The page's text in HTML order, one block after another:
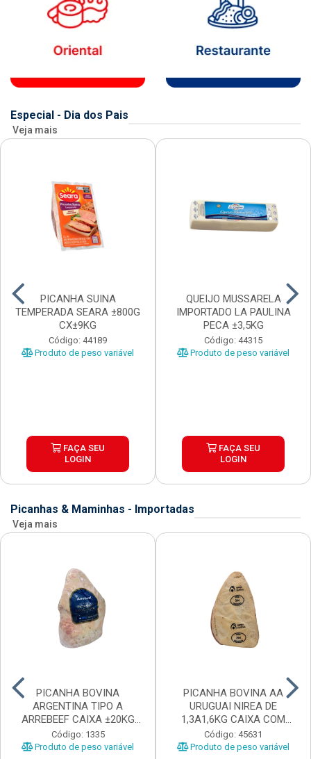
Especial - Dia dos Pais
Veja mais
PICANHA SUINA
TEMPERADA SEARA ±800G
CX±9KG
Código: 44189
Produto de peso variável
FAÇA SEU
LOGIN
QUEIJO MUSSARELA
IMPORTADO LA PAULINA
PECA ±3,5KG
Código: 44315
Produto de peso variável
FAÇA SEU
LOGIN
Picanhas & Maminhas - Importadas
Veja mais
PICANHA BOVINA
ARGENTINA TIPO A
ARREBEEF CAIXA ±20KG
PEÇAS 1...
Código: 1335
Produto de peso variável
PICANHA BOVINA AA
URUGUAI NIREA DE
1,3A1,6KG CAIXA COM
±15KG
Código: 45631
Produto de peso variável